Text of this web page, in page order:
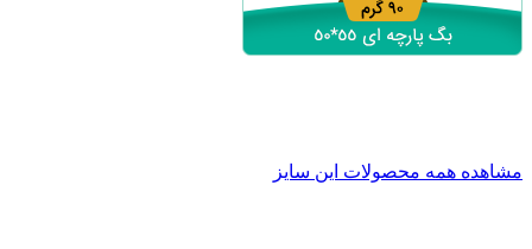
مشاهده همه محصولات این سایز